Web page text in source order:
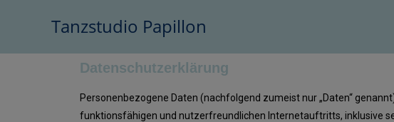
Tanzstudio Papillon
Datenschutzerklärung
Personenbezogene Daten (nachfolgend zumeist nur „Daten“
funktionsfähigen und nutzerfreundlichen Internetauftritts, inklusive